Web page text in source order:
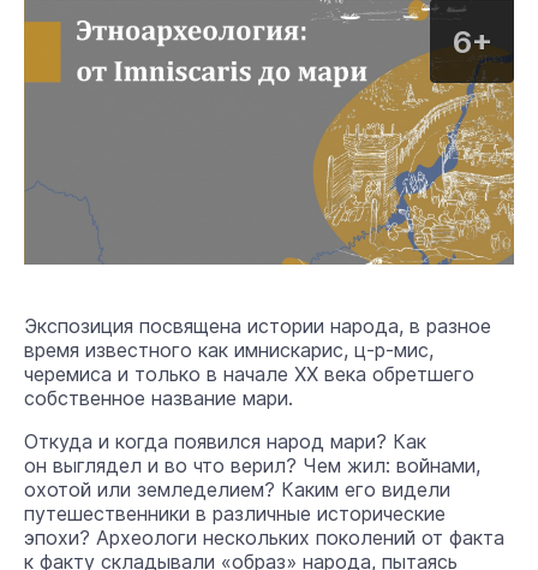
6+
Экспозиция посвящена истории народа, в разное
время известного как имнискарис, ц-р-мис,
черемиса и только в начале XX века обретшего
собственное название мари.
Откуда и когда появился народ мари? Как
он выглядел и во что верил? Чем жил: войнами,
охотой или земледелием? Каким его видели
путешественники в различные исторические
эпохи? Археологи нескольких поколений от факта
к факту складывали «образ» народа, пытаясь